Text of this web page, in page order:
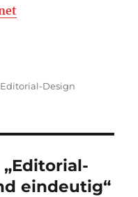
Editorial-Design
eindeutig“